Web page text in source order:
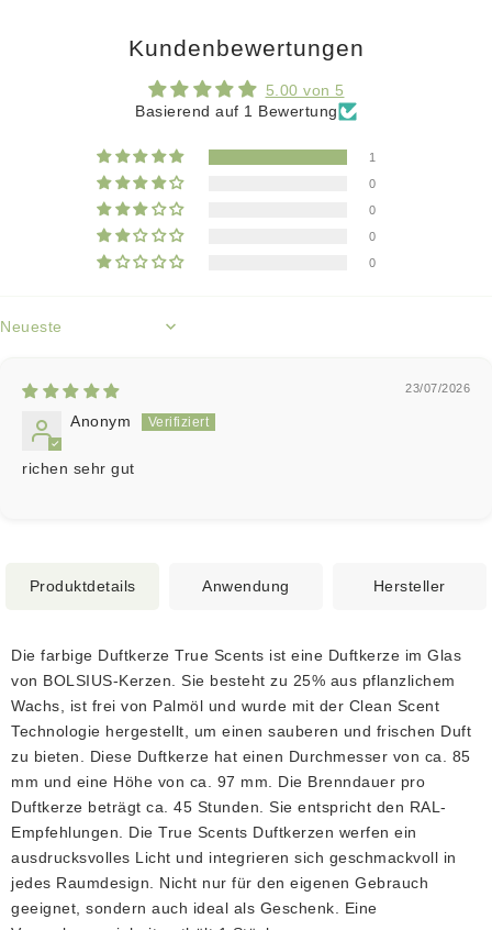
Kundenbewertungen
5.00 von 5
Basierend auf 1 Bewertung
1
0
0
0
0
Sort by
23/07/2026
Anonym
richen sehr gut
Produktdetails Anwendung Hersteller
Die farbige Duftkerze True Scents ist eine Duftkerze im Glas
von BOLSIUS-Kerzen. Sie besteht zu 25% aus pflanzlichem
Wachs, ist frei von Palmöl und wurde mit der Clean Scent
Technologie hergestellt, um einen sauberen und frischen Duft
zu bieten. Diese Duftkerze hat einen Durchmesser von ca. 85
mm und eine Höhe von ca. 97 mm. Die Brenndauer pro
Duftkerze beträgt ca. 45 Stunden. Sie entspricht den RAL-
Empfehlungen. Die True Scents Duftkerzen werfen ein
ausdrucksvolles Licht und integrieren sich geschmackvoll in
jedes Raumdesign. Nicht nur für den eigenen Gebrauch
geeignet, sondern auch ideal als Geschenk. Eine